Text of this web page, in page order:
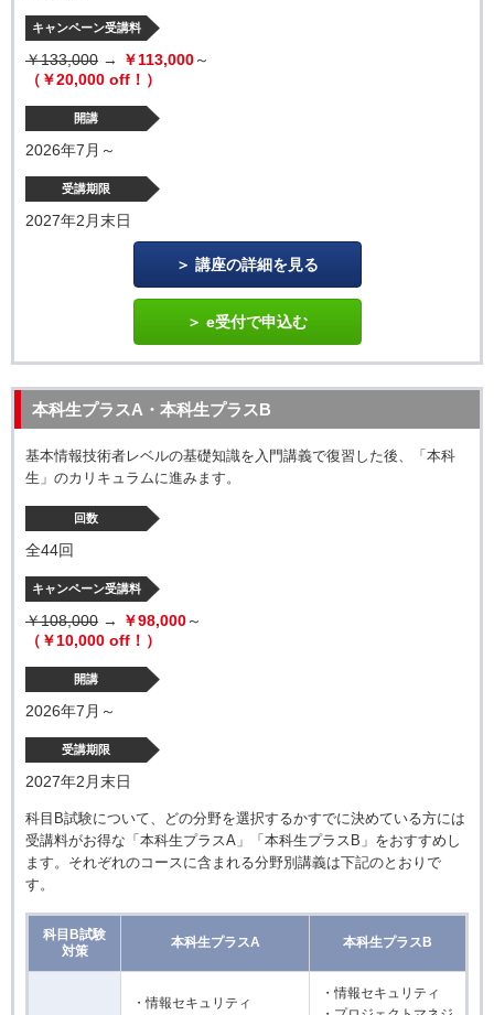
キャンペーン受講料
￥133,000 → ￥113,000～
（￥20,000 off！）
開講
2026年7月～
受講期限
2027年2月末日
講座の詳細を見る
e受付で申込む
本科生プラスA・本科生プラスB
基本情報技術者レベルの基礎知識を入門講義で復習した後、「本科
生」のカリキュラムに進みます。
回数
全44回
キャンペーン受講料
￥108,000 → ￥98,000～
（￥10,000 off！）
開講
2026年7月～
受講期限
2027年2月末日
科目B試験について、どの分野を選択するかすでに決めている方には
受講料がお得な「本科生プラスA」「本科生プラスB」をおすすめし
ます。それぞれのコースに含まれる分野別講義は下記のとおりで
す。
科目B試験
対策
本科生プラスA 本科生プラスB
・情報セキュリティ
・情報セキュリティ